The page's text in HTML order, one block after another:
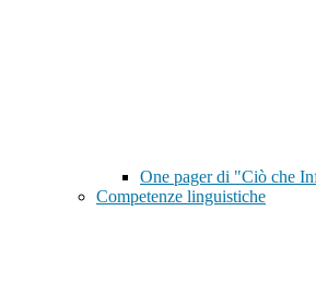
One pager di "Ciò che
Competenze linguistiche